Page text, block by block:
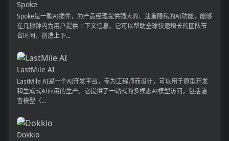
Spoke
Spoke是一款AI插件，为产品经理提供强大的、注重隐私的AI功能，能够
在几秒钟内为用户提供上下文信息。它可以帮助全球快速增长的团队节
省时间，创造上下...
LastMile AI
LastMile AI是一个AI开发平台，专为工程师而设计，可以用于原型开发
和生成式AI应用的生产。它提供了一站式的多模态AI模型访问，包括语
言模型（...
Dokkio